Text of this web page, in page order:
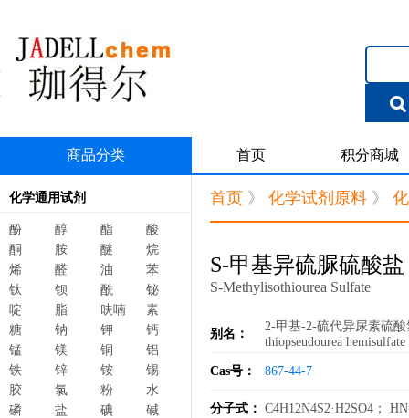
商品分类 首页 积分商城
化学通用试剂
酚 醇 酯
酸
酮
胺 醚
烷
烯
醛 油
苯
钛
钡 酰
铋
啶
脂 呋喃
素
糖
钠 钾
钙
锰
镁 铜
铝
铁
锌 铵
锡
胶
氯 粉
水
磷
盐 碘
碱
首页 》 化学试剂原料 》
S-甲基异硫脲硫酸盐
S-Methylisothiourea Sulfate
别名：
2-甲基-2-硫代异尿素硫酸
thiopseudourea
Cas号： 867-44-7
分子式： C4H12N4S2·H2SO4；